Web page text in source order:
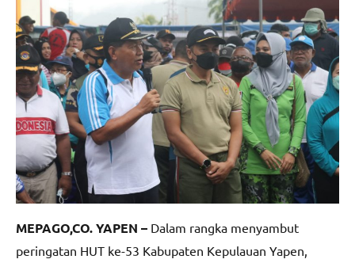
MEPAGO,CO. YAPEN – Dalam rangka menyambut
peringatan HUT ke-53 Kabupaten Kepulauan Yapen,